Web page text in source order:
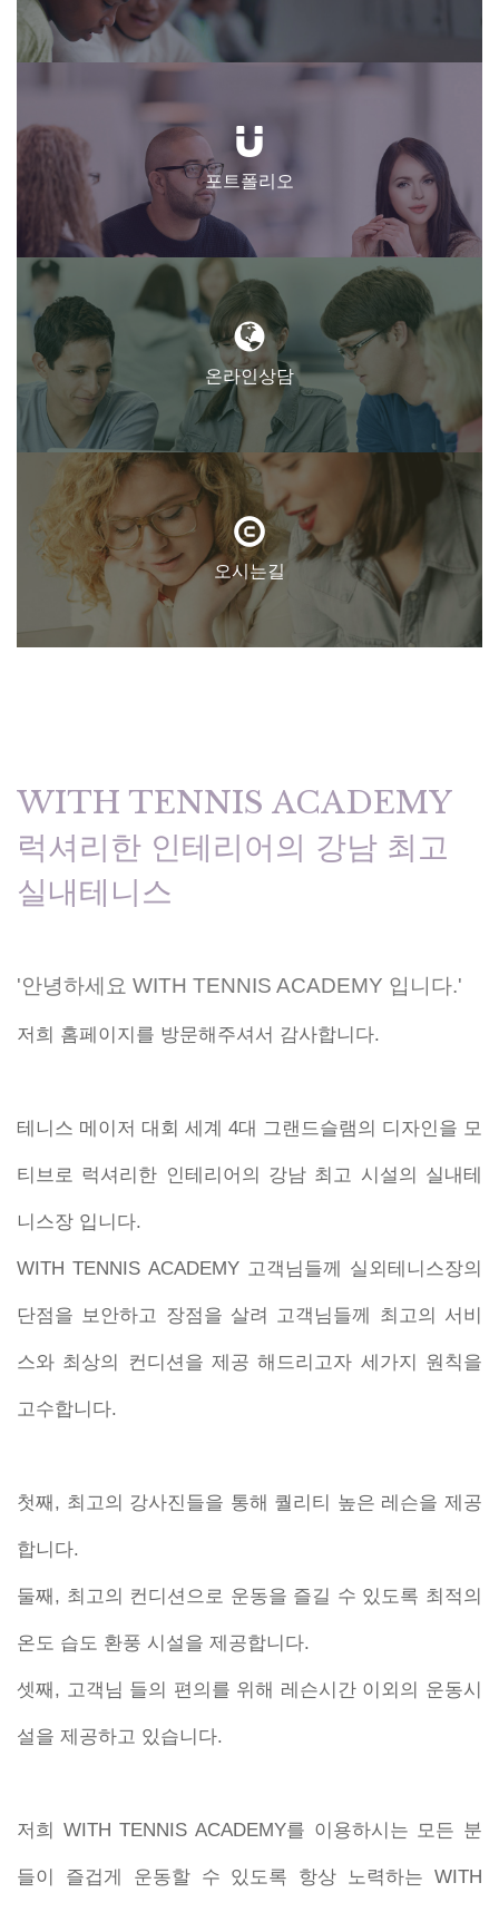
포트폴리오
온라인상담
오시는길
WITH TENNIS ACADEMY
럭셔리한 인테리어의 강남 최고
실내테니스
'안녕하세요 WITH TENNIS ACADEMY 입니다.'
저희 홈페이지를 방문해주셔서 감사합니다.
테니스 메이저 대회 세계 4대 그랜드슬램의 디자인을 모
티브로 럭셔리한 인테리어의 강남 최고 시설의 실내테
니스장 입니다.
WITH TENNIS ACADEMY 고객님들께 실외테니스장의
단점을 보안하고 장점을 살려 고객님들께 최고의 서비
스와 최상의 컨디션을 제공 해드리고자 세가지 원칙을
고수합니다.
첫째, 최고의 강사진들을 통해 퀄리티 높은 레슨을 제공
합니다.
둘째, 최고의 컨디션으로 운동을 즐길 수 있도록 최적의
온도 습도 환풍 시설을 제공합니다.
셋째, 고객님 들의 편의를 위해 레슨시간 이외의 운동시
설을 제공하고 있습니다.
저희 WITH TENNIS ACADEMY를 이용하시는 모든 분
들이 즐겁게 운동할 수 있도록 항상 노력하는 WITH